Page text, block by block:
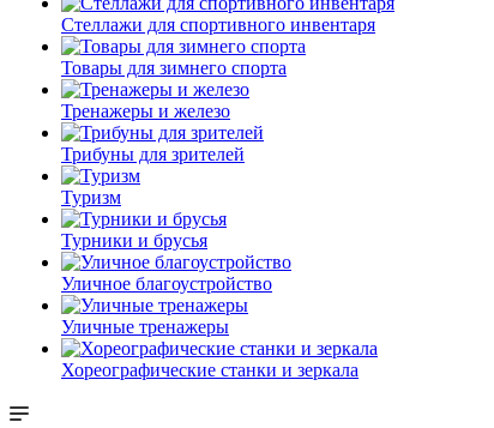
Стеллажи для спортивного инвентаря
Товары для зимнего спорта
Тренажеры и железо
Трибуны для зрителей
Туризм
Турники и брусья
Уличное благоустройство
Уличные тренажеры
Хореографические станки и зеркала